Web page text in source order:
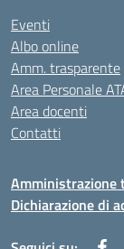
Eventi
Albo online
Amm. trasparente
Area Personale
Area docenti
Contatti
Amministrazione
Dichiarazione di